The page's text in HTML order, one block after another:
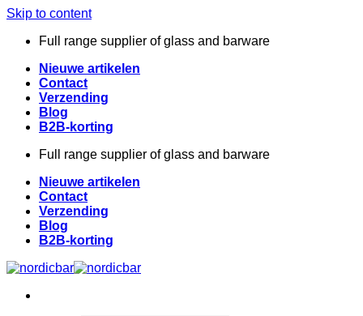
Skip to content
Full range supplier of glass and barware
Nieuwe artikelen
Contact
Verzending
Blog
B2B-korting
Full range supplier of glass and barware
Nieuwe artikelen
Contact
Verzending
Blog
B2B-korting